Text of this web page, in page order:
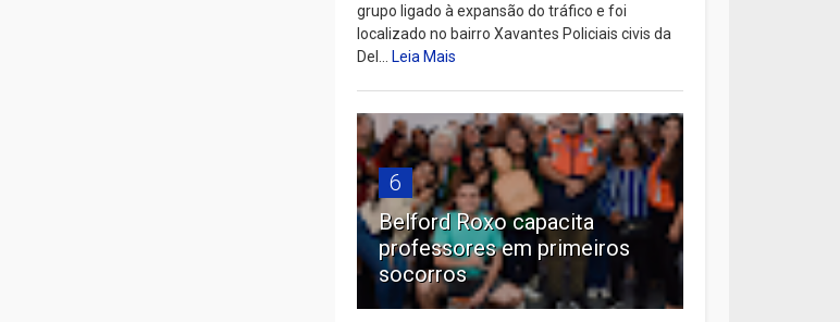
grupo ligado à expansão do tráfico e foi
localizado no bairro Xavantes Policiais civis da
Del...Leia Mais
6
Belford Roxo capacita
professores em primeiros
socorros